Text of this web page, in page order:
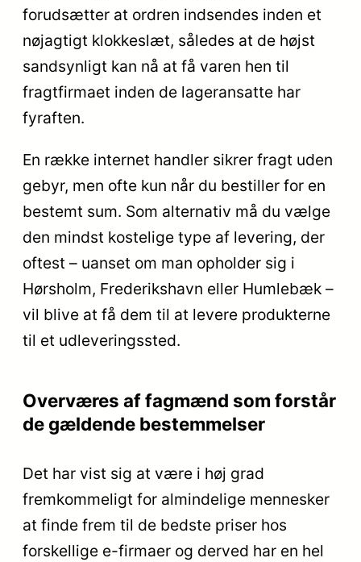
forudsætter at ordren indsendes inden et
nøjagtigt klokkeslæt, således at de højst
sandsynligt kan nå at få varen hen til
fragtfirmaet inden de lageransatte har
fyraften.
En række internet handler sikrer fragt uden
gebyr, men ofte kun når du bestiller for en
bestemt sum. Som alternativ må du vælge
den mindst kostelige type af levering, der
oftest – uanset om man opholder sig i
Hørsholm, Frederikshavn eller Humlebæk –
vil blive at få dem til at levere produkterne
til et udleveringssted.
Overværes af fagmænd som forstår
de gældende bestemmelser
Det har vist sig at være i høj grad
fremkommeligt for almindelige mennesker
at finde frem til de bedste priser hos
forskellige e-firmaer og derved har en hel